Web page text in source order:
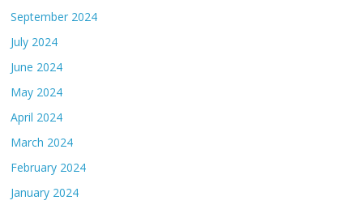
September 2024
July 2024
June 2024
May 2024
April 2024
March 2024
February 2024
January 2024